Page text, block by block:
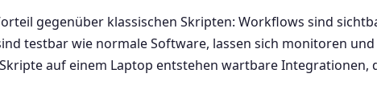
gegenüber klassischen Skripten: Workflows sind
testbar wie normale Software, lassen sich monitoren
auf einem Laptop entstehen wartbare Integrationen,